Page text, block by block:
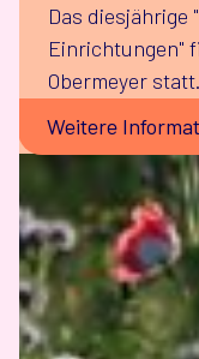
Das diesjährige
Einrichtungen"
Obermeyer statt.
Weitere